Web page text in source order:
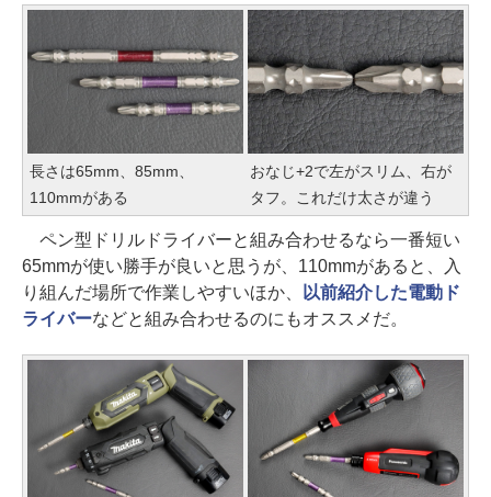
長さは65mm、85mm、
110mmがある
おなじ+2で左がスリム、右が
タフ。これだけ太さが違う
ペン型ドリルドライバーと組み合わせるなら一番短い
65mmが使い勝手が良いと思うが、110mmがあると、入
り組んだ場所で作業しやすいほか、
以前紹介した電動ド
ライバーなどと組み合わせるのにもオススメだ。